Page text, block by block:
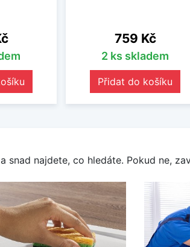
Cena
759 Kč
2 ks skladem
Přidat do košíku
snad najdete, co hledáte. Pokud ne,